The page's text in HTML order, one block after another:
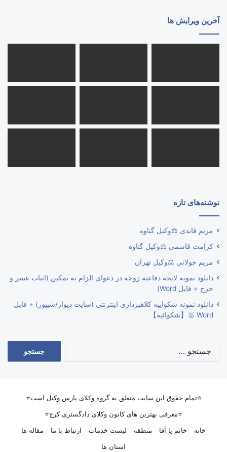
آخرین ویرایش ها
نوشته‌های تازه
مریم قایدی ⚖️وکیل گناوه
کرامت قاسمی ⚖️وکیل گناوه
مریم جولانی ⚖️وکیل تهران
دانلود نمونه لایحه دفاعیه زوجه در دعوای الزام به تمکین (اثبات عسر و
حرج + فایل Word)
دانلود نمونه شکواییه کلاهبرداری اینترنتی (سایت دیوار/شیپور) + فایل
Word 🥇【شکوائیه】
⭐تمام حقوق این سایت متعلق به گروه وکلای پارس وکیل است⭐
⭐معرفی بهترین های کانون وکلای دادگستری کرج⭐
خانه
خانم یا آقا منطقه لیست خدمات ارتباط با ما
مقاله ها
استان ها